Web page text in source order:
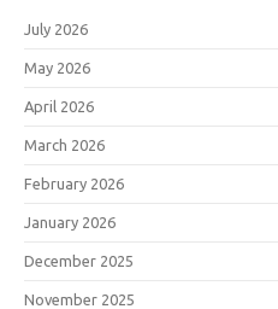
July 2026
May 2026
April 2026
March 2026
February 2026
January 2026
December 2025
November 2025